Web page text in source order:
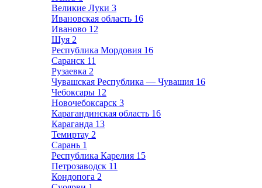
Великие Луки 3
Ивановская область 16
Иваново 12
Шуя 2
Республика Мордовия 16
Саранск 11
Рузаевка 2
Чувашская Республика — Чувашия 16
Чебоксары 12
Новочебоксарск 3
Карагандинская область 16
Караганда 13
Темиртау 2
Сарань 1
Республика Карелия 15
Петрозаводск 11
Кондопога 2